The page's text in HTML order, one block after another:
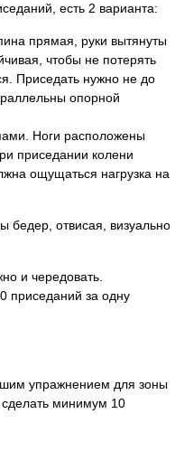
есть 2 варианта:
прямая, руки вытянуты
чтобы не потерять
Приседать нужно не до
опорной
Ноги расположены
приседании колени
ощущаться нагрузка на
отвисая, визуально
и чередовать.
приседаний за одну
упражнением для зоны
минимум 10